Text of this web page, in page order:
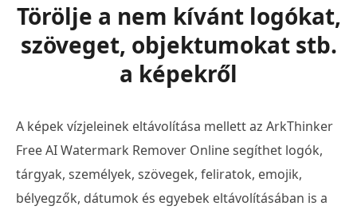
Törölje a nem kívánt logókat,
szöveget, objektumokat stb.
a képekről
A képek vízjeleinek eltávolítása mellett az ArkThinker
Free AI Watermark Remover Online segíthet logók,
tárgyak, személyek, szövegek, feliratok, emojik,
bélyegzők, dátumok és egyebek eltávolításában is a